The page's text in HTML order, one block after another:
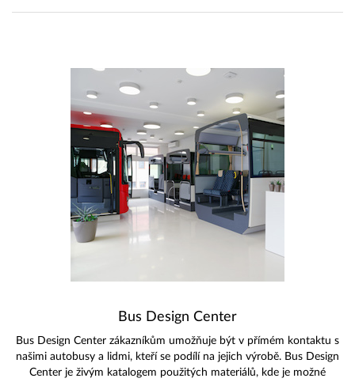
Bus Design Center
Bus Design Center zákazníkům umožňuje být v přímém kontaktu s
našimi autobusy a lidmi, kteří se podílí na jejich výrobě. Bus Design
Center je živým katalogem použitých materiálů, kde je možné